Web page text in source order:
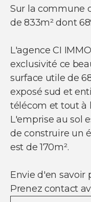
Sur la commune
de 833m² dont
L'agence CI
exclusivité ce
surface utile de
exposé sud et
télécom et tout à
L'emprise au sol
de construire un
est de 170m².
Envie d'en savoir
Prenez contact
Acheter un
Estimer votre
Louer un
Louer une
Louer un
Louer un
Louer des
Nos actualités
Facebook